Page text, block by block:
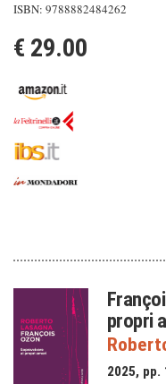
ISBN: 9788882484262
€ 29.00
propri
2025, pp.